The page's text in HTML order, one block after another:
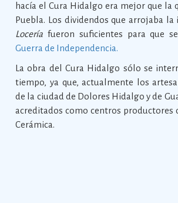
hacía el Cura Hidalgo era mejor que la
Puebla. Los dividendos que arrojaba la
Locería fueron suficientes para que
Guerra de Independencia.
La obra del Cura Hidalgo sólo se
tiempo, ya que, actualmente los
de la ciudad de Dolores Hidalgo y de
acreditados como centros productores
Cerámica.